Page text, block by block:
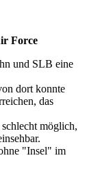
Force
und SLB eine
dort konnte
das
möglich,
"Insel" im